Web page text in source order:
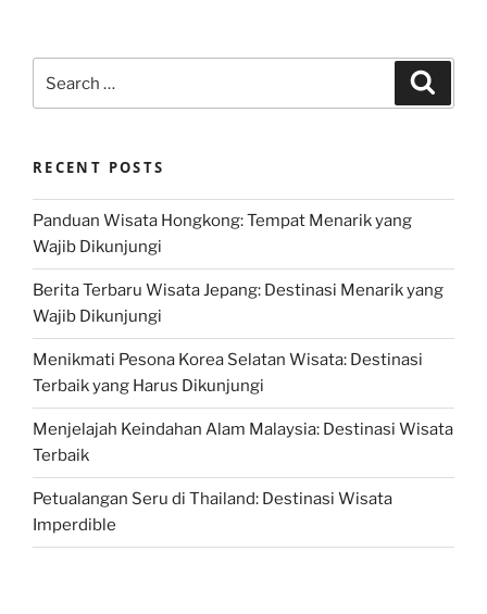
for:
RECENT POSTS
Panduan Wisata Hongkong: Tempat Menarik yang
Wajib Dikunjungi
Berita Terbaru Wisata Jepang: Destinasi Menarik yang
Wajib Dikunjungi
Menikmati Pesona Korea Selatan Wisata: Destinasi
Terbaik yang Harus Dikunjungi
Menjelajah Keindahan Alam Malaysia: Destinasi Wisata
Terbaik
Petualangan Seru di Thailand: Destinasi Wisata
Imperdible